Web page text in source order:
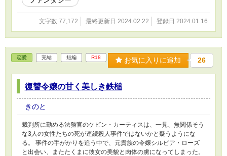
文字数 77,172 最終更新日 2024.02.22 登録日 2024.01.16
恋愛 完結 短編 R18 お気に入りに追加 26
復讐令嬢の甘く美しき鉄槌
きのと
裁判所に勤める法務官のケビン・カーティスは、一見、無関係そう
な3人の女性たちの死が連続殺人事件ではないかと疑うようにな
る。 事件の手がかりを追う中で、元貴族の令嬢シルビア・ローズ
と出会い、またたくまに彼女の美貌と肉体の虜になってしまった。